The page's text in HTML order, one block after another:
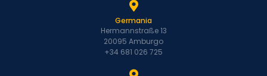
Germania
Hermannstraße 13
20095 Amburgo
+34 681 026 725